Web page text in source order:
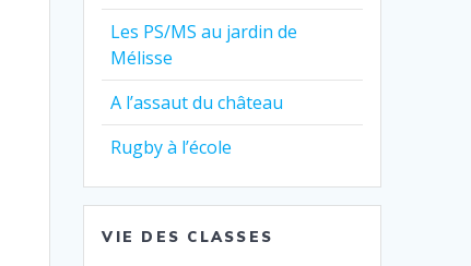
Les PS/MS au jardin de
Mélisse
A l’assaut du château
Rugby à l’école
VIE DES CLASSES